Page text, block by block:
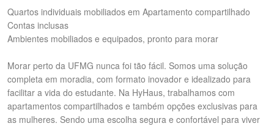
Quartos individuais mobiliados em Apartamento compartilhado
Contas inclusas
Ambientes mobiliados e equipados, pronto para morar
Morar perto da UFMG nunca foi tão fácil. Somos uma solução
completa em moradia, com formato inovador e idealizado para
facilitar a vida do estudante. Na HyHaus, trabalhamos com
apartamentos compartilhados e também opções exclusivas para
as mulheres. Sendo uma escolha segura e confortável para viver